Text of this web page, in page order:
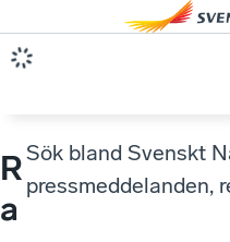
R
a
Sök bland Svenskt
pressmeddelanden,